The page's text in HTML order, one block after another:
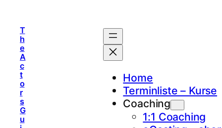
T
h
e
A
c
t
o
r
s
G
u
Home
Terminliste – Kurse
Coaching
1:1 Coaching